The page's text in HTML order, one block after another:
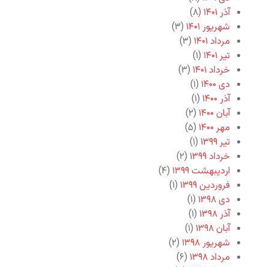
آذر ۱۴۰۱
(۸)
شهریور ۱۴۰۱
(۳)
مرداد ۱۴۰۱
(۳)
تیر ۱۴۰۱
(۱)
خرداد ۱۴۰۱
(۳)
دی ۱۴۰۰
(۱)
آذر ۱۴۰۰
(۱)
آبان ۱۴۰۰
(۲)
مهر ۱۴۰۰
(۵)
تیر ۱۳۹۹
(۱)
خرداد ۱۳۹۹
(۲)
اردیبهشت ۱۳۹۹
(۴)
فروردین ۱۳۹۹
(۱)
دی ۱۳۹۸
(۱)
آذر ۱۳۹۸
(۱)
آبان ۱۳۹۸
(۱)
شهریور ۱۳۹۸
(۲)
مرداد ۱۳۹۸
(۶)